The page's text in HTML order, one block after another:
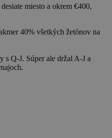
miesto a okrem €400,
40% všetkých žetónov na
s Q-J. Súper ale držal A-J a